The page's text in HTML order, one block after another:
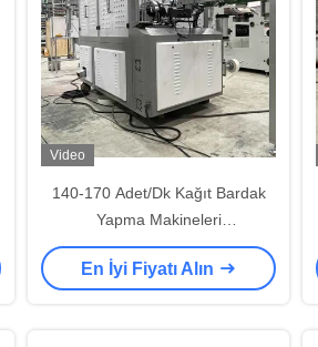
Video
140-170 Adet/Dk Kağıt Bardak
Yapma Makineleri
2.46*1.62*1.78m Çay Bardak
Yapma Makinesi
En İyi Fiyatı Alın